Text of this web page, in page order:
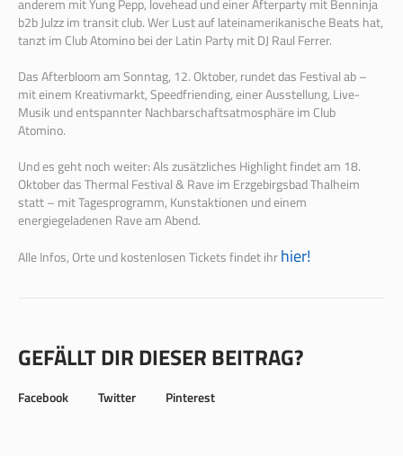
anderem mit Yung Pepp, lovehead und einer Afterparty mit Benninja
b2b Julzz im transit club. Wer Lust auf lateinamerikanische Beats hat,
tanzt im Club Atomino bei der Latin Party mit DJ Raul Ferrer.
Das Afterbloom am Sonntag, 12. Oktober, rundet das Festival ab –
mit einem Kreativmarkt, Speedfriending, einer Ausstellung, Live-
Musik und entspannter Nachbarschaftsatmosphäre im Club
Atomino.
Und es geht noch weiter: Als zusätzliches Highlight findet am 18.
Oktober das Thermal Festival & Rave im Erzgebirgsbad Thalheim
statt – mit Tagesprogramm, Kunstaktionen und einem
energiegeladenen Rave am Abend.
Alle Infos, Orte und kostenlosen Tickets findet ihrhier!
GEFÄLLT DIR DIESER BEITRAG?
Facebook Twitter Pinterest